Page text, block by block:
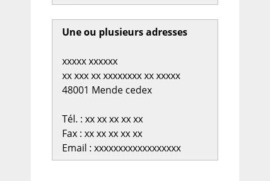
Une ou plusieurs adresses
xxxxx xxxxxx
xx xxx xx xxxxxxxx xx xxxxx
48001 Mende cedex
Tél. : xx xx xx xx xx
Fax : xx xx xx xx xx
Email : xxxxxxxxxxxxxxxxxx